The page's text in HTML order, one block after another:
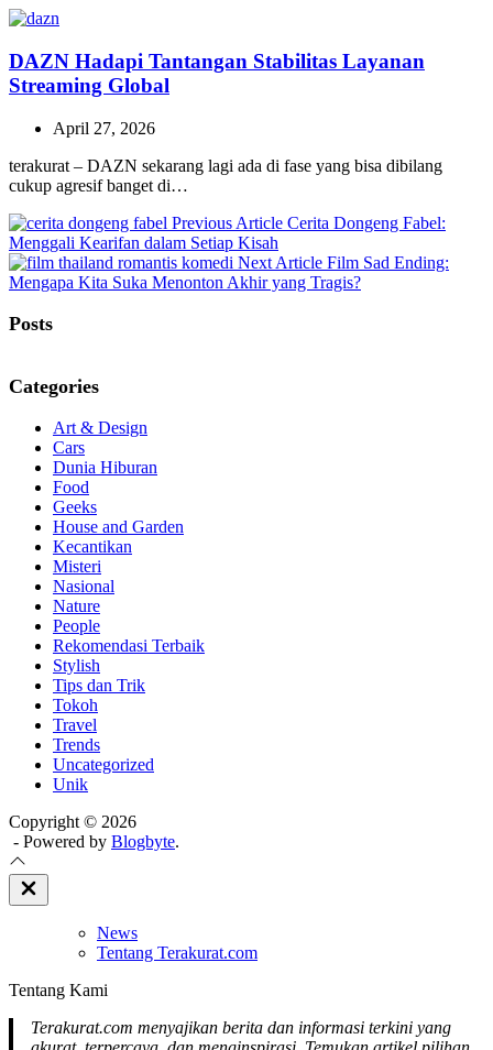
DAZN Hadapi Tantangan Stabilitas Layanan
Streaming Global
April 27, 2026
terakurat – DAZN sekarang lagi ada di fase yang bisa dibilang
cukup agresif banget di…
Previous Article Previous
Cerita Dongeng Fabel:
Menggali Kearifan dalam Setiap Kisah
Next Article Next
Post:
Film Sad Ending:
Mengapa Kita Suka Menonton Akhir yang Tragis?
Posts
Categories
Art & Design
Cars
Dunia Hiburan
Food
Geeks
House and Garden
Kecantikan
Misteri
Nasional
Nature
People
Rekomendasi Terbaik
Stylish
Tips dan Trik
Tokoh
Travel
Trends
Uncategorized
Unik
Copyright © 2026
- Powered by Blogbyte.
Close
Off
News
Tentang Terakurat.com
Tentang Kami
Terakurat.com menyajikan berita dan informasi terkini yang